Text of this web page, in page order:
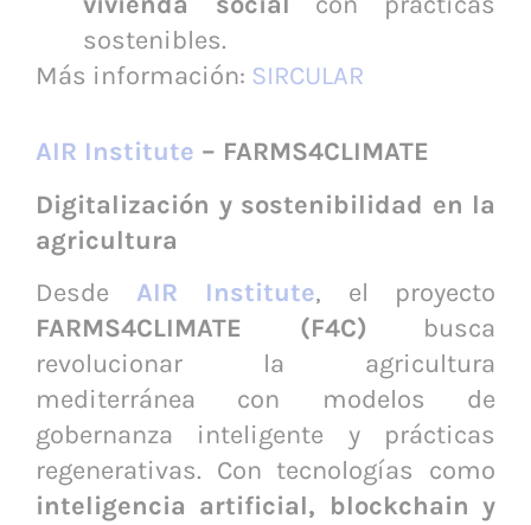
sostenibles.
Más información: SIRCULAR
AIR Institute – FARMS4CLIMATE
Digitalización y sostenibilidad en la
agricultura
Desde AIR Institute, el proyecto
FARMS4CLIMATE (F4C) busca
revolucionar la agricultura
mediterránea con modelos de
gobernanza inteligente y prácticas
regenerativas. Con tecnologías como
inteligencia artificial, blockchain y